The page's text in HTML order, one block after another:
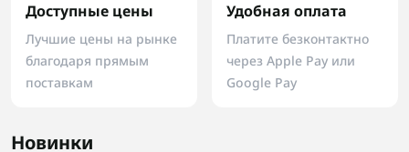
Доступные цены
Лучшие цены на рынке
благодаря прямым
поставкам
Удобная оплата
Платите безконтактно
через Apple Pay или
Google Pay
Новинки